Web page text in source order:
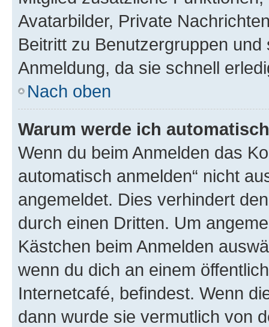
Avatarbilder, Private
Beitritt zu Benutzergruppen
Anmeldung, da sie schnell
Nach oben
Warum werde ich
Wenn du beim Anmelden das
automatisch anmelden“ nicht
angemeldet. Dies verhindert
durch einen Dritten. Um
Kästchen beim Anmelden
wenn du dich an einem
Internetcafé, befindest. Wenn
dann wurde sie vermutlich von